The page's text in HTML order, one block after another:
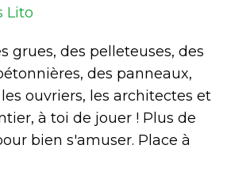
Lito
grues, des pelleteuses, des
des panneaux,
ouvriers, les architectes et
à toi de jouer ! Plus de
bien s'amuser. Place à